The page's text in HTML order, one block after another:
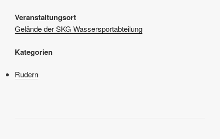
Veranstaltungsort
Gelände der SKG Wassersportabteilung
Kategorien
Rudern